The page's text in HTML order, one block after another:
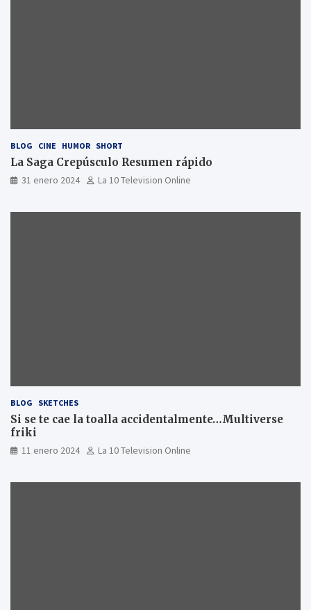
BLOG CINE HUMOR SHORT
La Saga Crepúsculo Resumen rápido
31 enero 2024 La 10 Television Online
BLOG SKETCHES
Si se te cae la toalla accidentalmente…Multiverse
friki
11 enero 2024 La 10 Television Online